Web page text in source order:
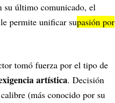
su último comunicado, el
permite unificar supasión por
tomó fuerza por el tipo de
artística. Decisión
(más conocido por su